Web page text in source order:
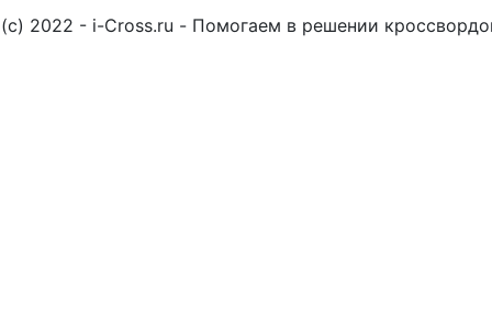
(c) 2022 - i-Cross.ru - Помогаем в решении